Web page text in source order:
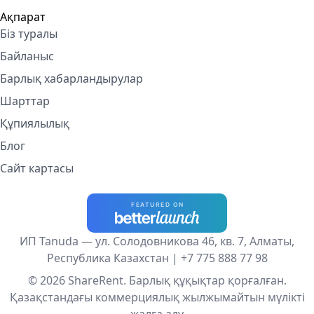
Ақпарат
Біз туралы
Байланыс
Барлық хабарландырулар
Шарттар
Құпиялылық
Блог
Сайт картасы
ИП Tanuda — ул. Солодовникова 46, кв. 7, Алматы,
Республика Казахстан | +7 775 888 77 98
© 2026 ShareRent. Барлық құқықтар қорғалған.
Қазақстандағы коммерциялық жылжымайтын мүлікті